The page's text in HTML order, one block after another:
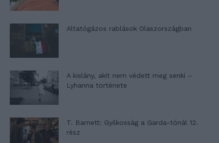
Altatógázos rablások Olaszországban
A kislány, akit nem védett meg senki –
Lyhanna története
T. Barnett: Gyilkosság a Garda-tónál 12.
rész